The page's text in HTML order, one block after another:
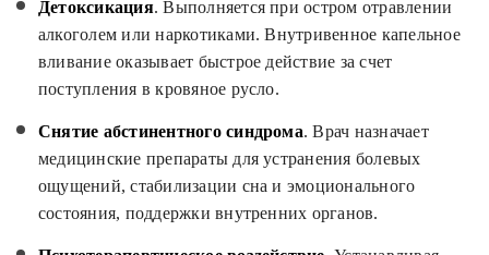
Детоксикация. Выполняется при остром отравлении
алкоголем или наркотиками. Внутривенное капельное
вливание оказывает быстрое действие за счет
поступления в кровяное русло.
Снятие абстинентного синдрома. Врач назначает
медицинские препараты для устранения болевых
ощущений, стабилизации сна и эмоционального
состояния, поддержки внутренних органов.